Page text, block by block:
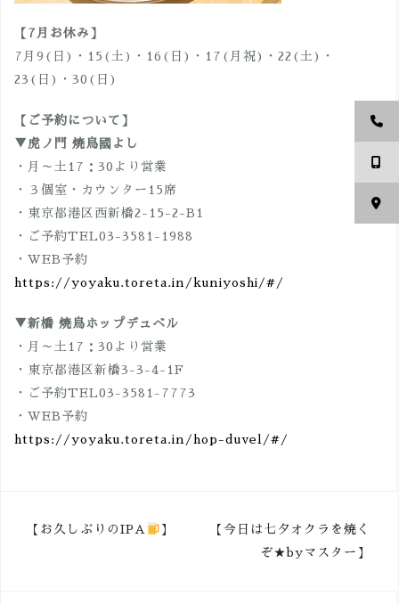
【7月お休み】
7月9(日)・15(土)・16(日)・17(月祝)・22(土)・
23(日)・30(日)
【ご予約について】
▼虎ノ門 焼鳥國よし
・月～土17：30より営業
・３個室・カウンター15席
・東京都港区西新橋2-15-2-B1
・ご予約TEL03-3581-1988
・WEB予約
https://yoyaku.toreta.in/kuniyoshi/#/
▼新橋 焼鳥ホップデュベル
・月～土17：30より営業
・東京都港区新橋3-3-4-1F
・ご予約TEL03-3581-7773
・WEB予約
https://yoyaku.toreta.in/hop-duvel/#/
投
【お久しぶりのIPA 】
【今日は七夕オクラを焼く
ぞ★byマスター】